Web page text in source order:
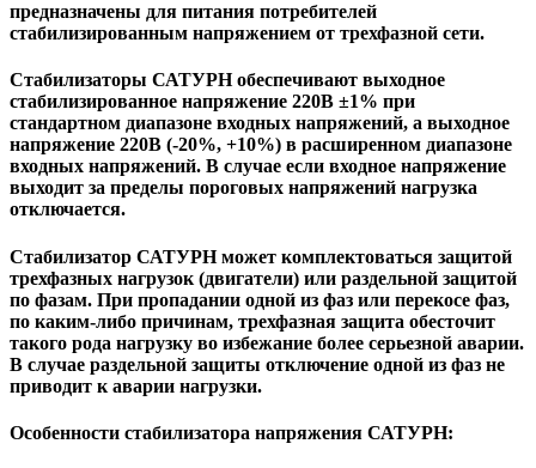
предназначены для питания потребителей
стабилизированным напряжением от трехфазной сети.
Стабилизаторы САТУРН обеспечивают выходное
стабилизированное напряжение 220В ±1% при
стандартном диапазоне входных напряжений, а выходное
напряжение 220В (-20%, +10%) в расширенном диапазоне
входных напряжений. В случае если входное напряжение
выходит за пределы пороговых напряжений нагрузка
отключается.
Стабилизатор САТУРН может комплектоваться защитой
трехфазных нагрузок (двигатели) или раздельной защитой
по фазам. При пропадании одной из фаз или перекосе фаз,
по каким-либо причинам, трехфазная защита обесточит
такого рода нагрузку во избежание более серьезной аварии.
В случае раздельной защиты отключение одной из фаз не
приводит к аварии нагрузки.
Особенности стабилизатора напряжения САТУРН: